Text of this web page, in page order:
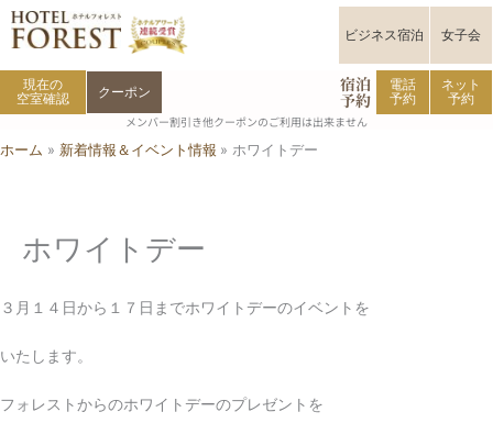
内
容
プ
ビジネス宿泊 女子会
現在の
空室確認
クーポン 宿泊
予約
電話
予約
ネット
予約
メンバー割引き他クーポンのご利用は出来ません
ホーム
新着情報＆イベント情報 ホワイトデー
ホワイトデー
３月１４日から１７日までホワイトデーのイベントを
いたします。
フォレストからのホワイトデーのプレゼントを